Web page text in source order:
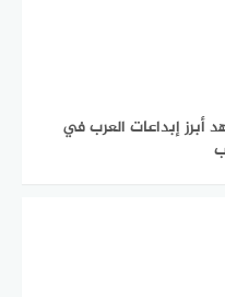
أبرز إبداعات العرب في